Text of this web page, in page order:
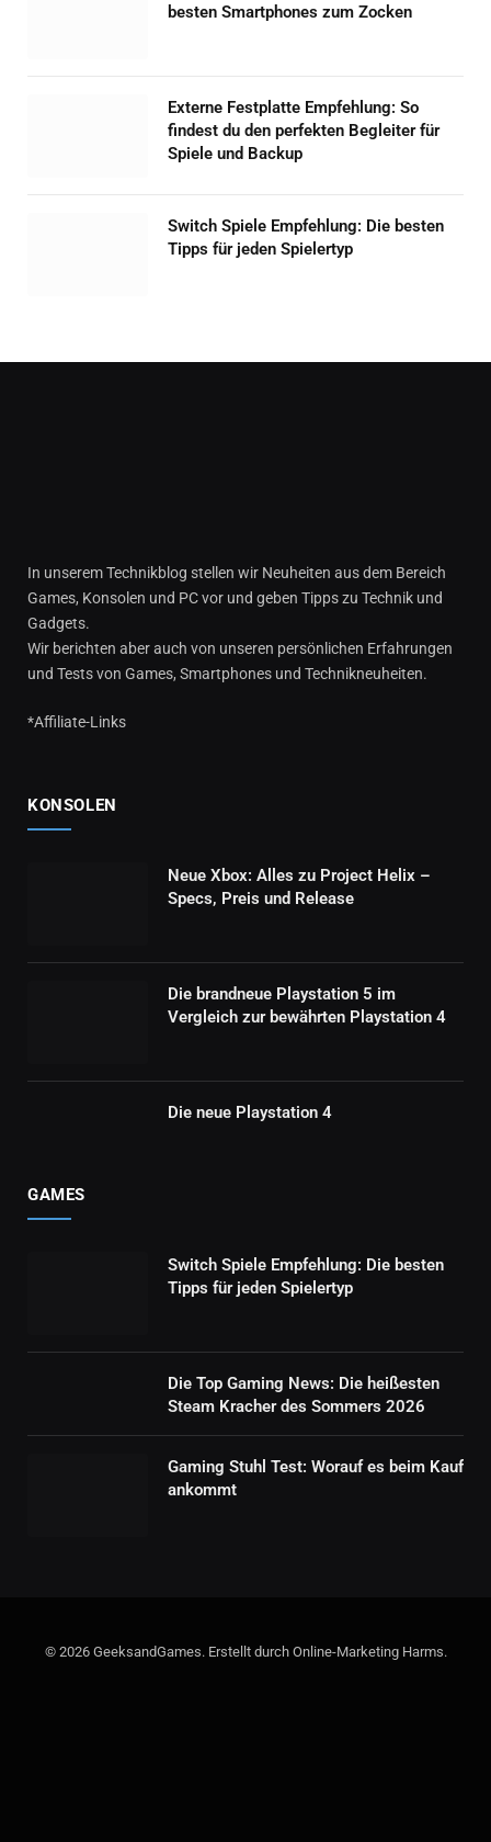
besten Smartphones zum Zocken
Externe Festplatte Empfehlung: So
findest du den perfekten Begleiter für
Spiele und Backup
Switch Spiele Empfehlung: Die besten
Tipps für jeden Spielertyp
In unserem Technikblog stellen wir Neuheiten aus dem Bereich
Games, Konsolen und PC vor und geben Tipps zu Technik und
Gadgets.
Wir berichten aber auch von unseren persönlichen Erfahrungen
und Tests von Games, Smartphones und Technikneuheiten.
*Affiliate-Links
KONSOLEN
Neue Xbox: Alles zu Project Helix –
Specs, Preis und Release
Die brandneue Playstation 5 im
Vergleich zur bewährten Playstation 4
Die neue Playstation 4
GAMES
Switch Spiele Empfehlung: Die besten
Tipps für jeden Spielertyp
Die Top Gaming News: Die heißesten
Steam Kracher des Sommers 2026
Gaming Stuhl Test: Worauf es beim Kauf
ankommt
© 2026 GeeksandGames. Erstellt durch Online-Marketing Harms.